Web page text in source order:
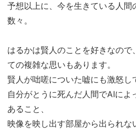
予想以上に、今を生きている人間
数々。
はるかは賢人のことを好きなので
ての複雑な思いもあります。
賢人が咄嗟についた嘘にも激怒し
自分がとうに死んだ人間でAIによ
あること、
映像を映し出す部屋から出られな